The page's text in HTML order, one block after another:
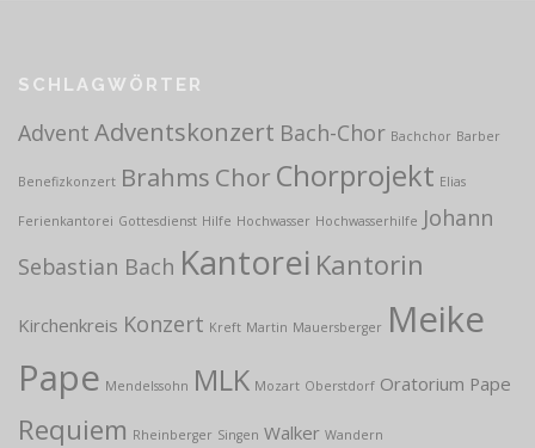
SCHLAGWÖRTER
Advent Adventskonzert Bach-Chor Bachchor Barber
Benefizkonzert Brahms Chor Chorprojekt Elias
Ferienkantorei Gottesdienst Hilfe Hochwasser Hochwasserhilfe Johann
Sebastian Bach Kantorei Kantorin
Kirchenkreis Konzert Kreft Martin Mauersberger Meike
Pape Mendelssohn MLK Mozart Oberstdorf Oratorium Pape
Requiem Rheinberger Singen Walker Wandern